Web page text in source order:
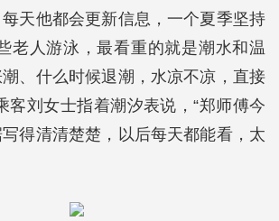
天他都会更新信息，一个夏季坚持
老人游泳，最看重的就是潮水和温
、什么时候退潮，水凉不凉，直接
客刘女士指着潮汐表说，“郑师傅今
得清清楚楚，以后每天都能看，太